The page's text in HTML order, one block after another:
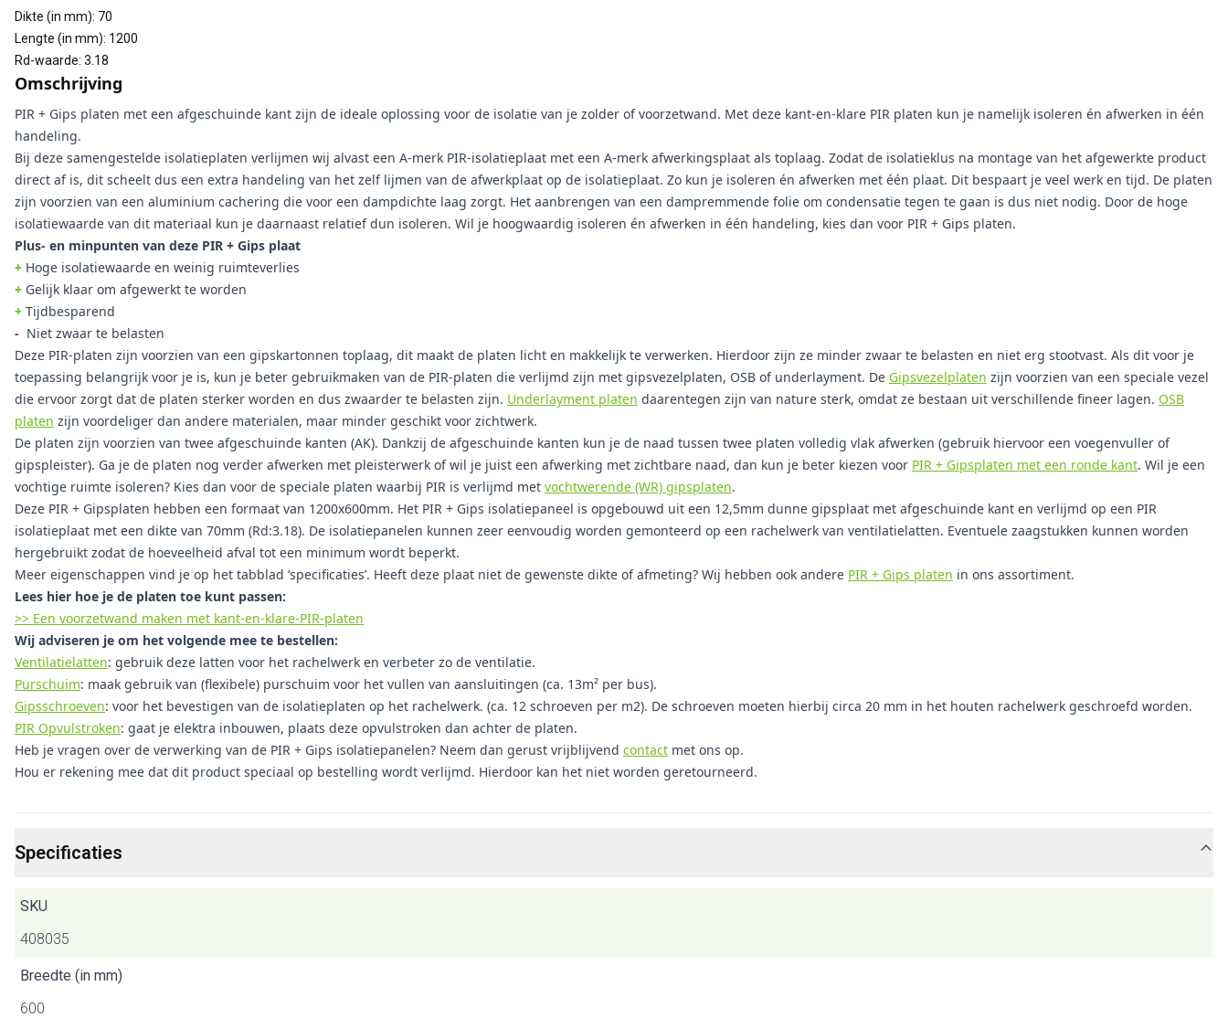
Dikte (in mm): 70
Lengte (in mm): 1200
Rd-waarde: 3.18
Omschrijving
PIR + Gips platen met een afgeschuinde kant zijn de ideale oplossing voor de isolatie van je zolder of voorzetwand. Met deze kant-en-klare PIR platen kun je namelijk isoleren én afwerken in één
handeling.
Bij deze samengestelde isolatieplaten verlijmen wij alvast een A-merk PIR-isolatieplaat met een A-merk afwerkingsplaat als toplaag. Zodat de isolatieklus na montage van het afgewerkte product
direct af is, dit scheelt dus een extra handeling van het zelf lijmen van de afwerkplaat op de isolatieplaat. Zo kun je isoleren én afwerken met één plaat. Dit bespaart je veel werk en tijd. De platen
zijn voorzien van een aluminium cachering die voor een dampdichte laag zorgt. Het aanbrengen van een dampremmende folie om condensatie tegen te gaan is dus niet nodig. Door de hoge
isolatiewaarde van dit materiaal kun je daarnaast relatief dun isoleren. Wil je hoogwaardig isoleren én afwerken in één handeling, kies dan voor PIR + Gips platen.
Plus- en minpunten van deze PIR + Gips plaat
+ Hoge isolatiewaarde en weinig ruimteverlies
+ Gelijk klaar om afgewerkt te worden
+ Tijdbesparend
- Niet zwaar te belasten
Deze PIR-platen zijn voorzien van een gipskartonnen toplaag, dit maakt de platen licht en makkelijk te verwerken. Hierdoor zijn ze minder zwaar te belasten en niet erg stootvast. Als dit voor je
toepassing belangrijk voor je is, kun je beter gebruikmaken van de PIR-platen die verlijmd zijn met gipsvezelplaten, OSB of underlayment. De Gipsvezelplaten zijn voorzien van een speciale vezel
die ervoor zorgt dat de platen sterker worden en dus zwaarder te belasten zijn. Underlayment platen daarentegen zijn van nature sterk, omdat ze bestaan uit verschillende fineer lagen. OSB
platen zijn voordeliger dan andere materialen, maar minder geschikt voor zichtwerk.
De platen zijn voorzien van twee afgeschuinde kanten (AK). Dankzij de afgeschuinde kanten kun je de naad tussen twee platen volledig vlak afwerken (gebruik hiervoor een voegenvuller of
gipspleister). Ga je de platen nog verder afwerken met pleisterwerk of wil je juist een afwerking met zichtbare naad, dan kun je beter kiezen voor PIR + Gipsplaten met een ronde kant. Wil je een
vochtige ruimte isoleren? Kies dan voor de speciale platen waarbij PIR is verlijmd met vochtwerende (WR) gipsplaten.
Deze PIR + Gipsplaten hebben een formaat van 1200x600mm. Het PIR + Gips isolatiepaneel is opgebouwd uit een 12,5mm dunne gipsplaat met afgeschuinde kant en verlijmd op een PIR
isolatieplaat met een dikte van 70mm (Rd:3.18). De isolatiepanelen kunnen zeer eenvoudig worden gemonteerd op een rachelwerk van ventilatielatten. Eventuele zaagstukken kunnen worden
hergebruikt zodat de hoeveelheid afval tot een minimum wordt beperkt.
Meer eigenschappen vind je op het tabblad ‘specificaties’. Heeft deze plaat niet de gewenste dikte of afmeting? Wij hebben ook andere PIR + Gips platen in ons assortiment.
Lees hier hoe je de platen toe kunt passen:
>> Een voorzetwand maken met kant-en-klare-PIR-platen
Wij adviseren je om het volgende mee te bestellen:
Ventilatielatten: gebruik deze latten voor het rachelwerk en verbeter zo de ventilatie.
Purschuim: maak gebruik van (flexibele) purschuim voor het vullen van aansluitingen (ca. 13m² per bus).
Gipsschroeven: voor het bevestigen van de isolatieplaten op het rachelwerk. (ca. 12 schroeven per m2). De schroeven moeten hierbij circa 20 mm in het houten rachelwerk geschroefd worden.
PIR Opvulstroken: gaat je elektra inbouwen, plaats deze opvulstroken dan achter de platen.
Heb je vragen over de verwerking van de PIR + Gips isolatiepanelen? Neem dan gerust vrijblijvend contact met ons op.
Hou er rekening mee dat dit product speciaal op bestelling wordt verlijmd. Hierdoor kan het niet worden geretourneerd.
Specificaties
SKU
408035
Breedte (in mm)
600